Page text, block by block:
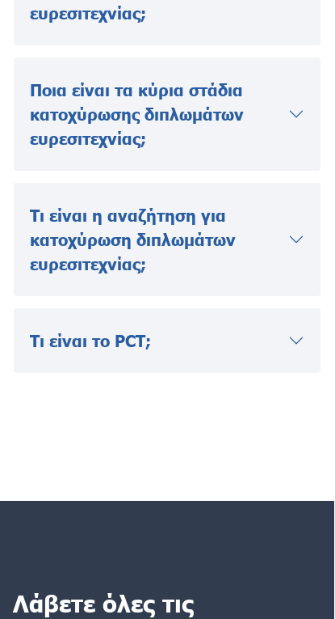
ευρεσιτεχνίας;
Ποια είναι τα κύρια στάδια
κατοχύρωσης διπλωμάτων
ευρεσιτεχνίας;
Τι είναι η αναζήτηση για
κατοχύρωση διπλωμάτων
ευρεσιτεχνίας;
Τι είναι το PCT;
Λάβετε όλες τις